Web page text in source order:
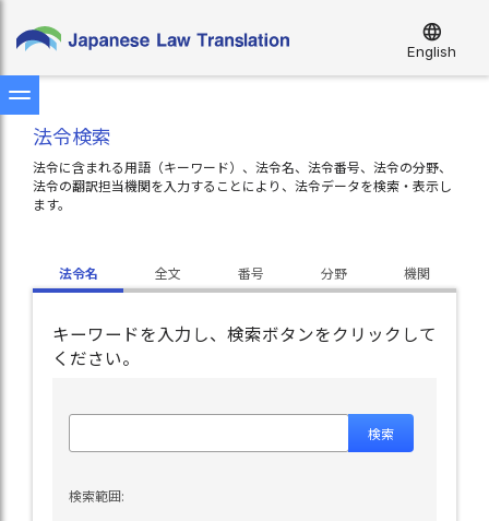
language
English
法令検索
法令に含まれる用語（キーワード）、法令名、法令番号、法令の分野、
法令の翻訳担当機関を入力することにより、法令データを検索・表示し
ます。
法令名 全文 番号 分野 機関
キーワードを入力し、検索ボタンをクリックして
ください。
検索範囲: